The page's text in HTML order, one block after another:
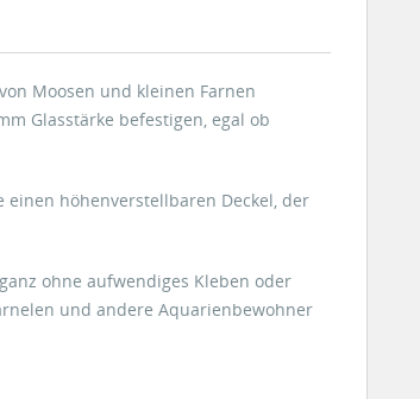
Moosen und kleinen Farnen
Glasstärke befestigen, egal ob
höhenverstellbaren Deckel, der
ohne aufwendiges Kleben oder
und andere Aquarienbewohner